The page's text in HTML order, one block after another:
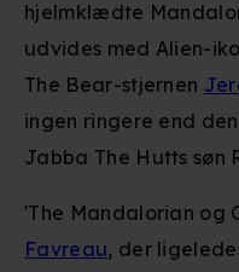
hjelmklædte
udvides med Alien-
The Bear-stjernen
ingen ringere end
Jabba The Hutts søn
'The Mandalorian og
Favreau, der